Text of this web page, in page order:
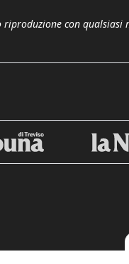
con qualsiasi